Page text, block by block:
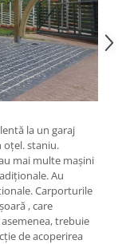
la un garaj
oțel. staniu.
mai multe mașini
Au
Carporturile
, care
trebuie
de acoperirea